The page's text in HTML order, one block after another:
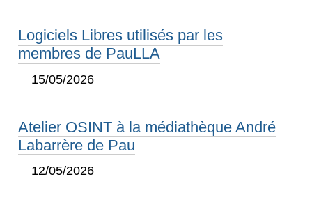
Logiciels Libres utilisés par les
membres de PauLLA
15/05/2026
Atelier OSINT à la médiathèque André
Labarrère de Pau
12/05/2026